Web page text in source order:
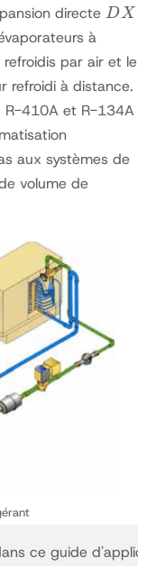
directe DX
DX
à
par air et le
refroidi à distance.
R-410A et R-134A
aux systèmes de
volume de
ce guide